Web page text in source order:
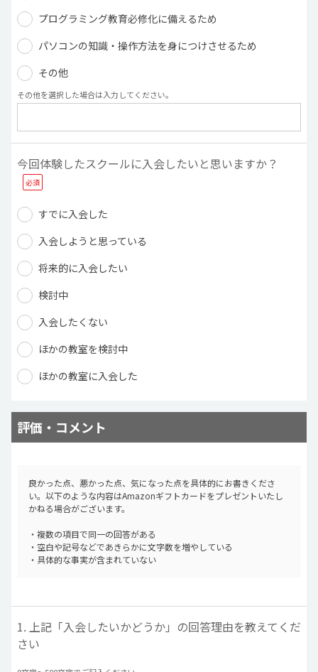
プログラミング教育必修化に備えるため
パソコンの知識・操作方法を身につけさせるため
その他
その他を選択した場合は入力してください。
今回体験したスクールに入会したいと思いますか？
すでに入会した
入会しようと思っている
将来的に入会したい
検討中
入会したくない
ほかの教室を検討中
ほかの教室に入会した
評価・コメント
良かった点、悪かった点、気になった点を具体的にお書きくださ
い。以下のような内容はAmazonギフトカードをプレゼントいたし
かねる場合がございます。
・複数の項目で同一の回答がある
・空白や記号などであきらかに文字数を増やしている
・具体的な事実が含まれていない
1. 上記「入会したいかどうか」の回答理由を教えてくだ
さい